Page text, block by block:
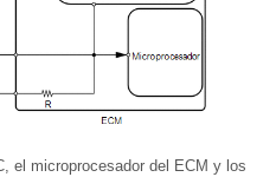
el microprocesador del ECM y los